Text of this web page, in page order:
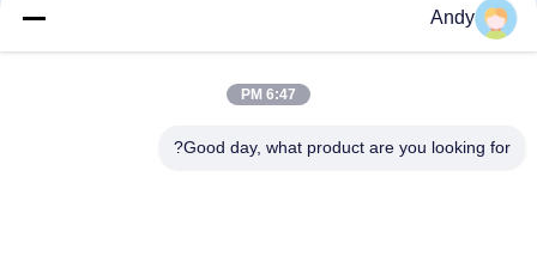
شاشة اهتزاز خطية توفر غربلة مستمرة وتصنيف للمواد مع أداء تشغيل
مستقر.
شاشة هزة خطية قوية توفر الفحص وفصل المواد للتطبيقات في مواد
Andy
6:47 PM
Good day, what product are you looking for?